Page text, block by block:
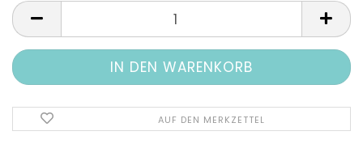
Stück
AUF DEN MERKZETTEL